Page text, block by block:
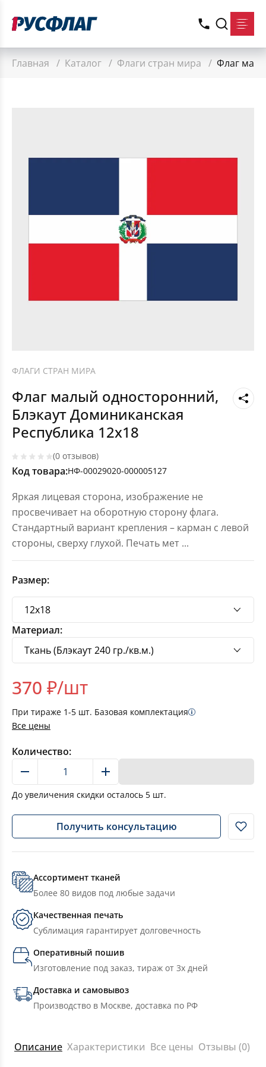
Главная / Каталог / Флаги стран мира / Флаг
ФЛАГИ СТРАН МИРА
Флаг малый односторонний,
Блэкаут Доминиканская
Республика 12х18
(0 отзывов)
Код товара:НФ-00029020-000005127
Яркая лицевая сторона, изображение не
просвечивает на оборотную сторону флага.
Стандартный вариант крепления – карман с левой
стороны, сверху глухой. Печать мет ...
Размер:
Материал:
370 ₽/шт
При тираже 1-5 шт. Базовая комплектация
Все цены
Количество:
До увеличения скидки осталось 5 шт.
Получить консультацию
Ассортимент тканей
Более 80 видов под любые задачи
Качественная печать
Сублимация гарантирует долговечность
Оперативный пошив
Изготовление под заказ, тираж от 3х дней
Доставка и самовывоз
Производство в Москве, доставка по РФ
Описание Характеристики Все цены Отзывы (0)